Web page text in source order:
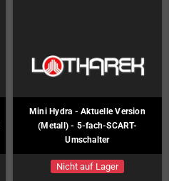
Mini Hydra - Aktuelle Version
(Metall) - 5-fach-SCART-
Umschalter
Nicht auf Lager